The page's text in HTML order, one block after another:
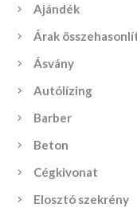
Ajándék
Árak
Ásvány
Autólízing
Barber
Beton
Cégkivonat
Elosztó szekrény